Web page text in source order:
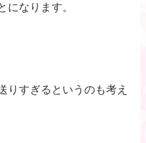
になります。
りすぎるというのも考え